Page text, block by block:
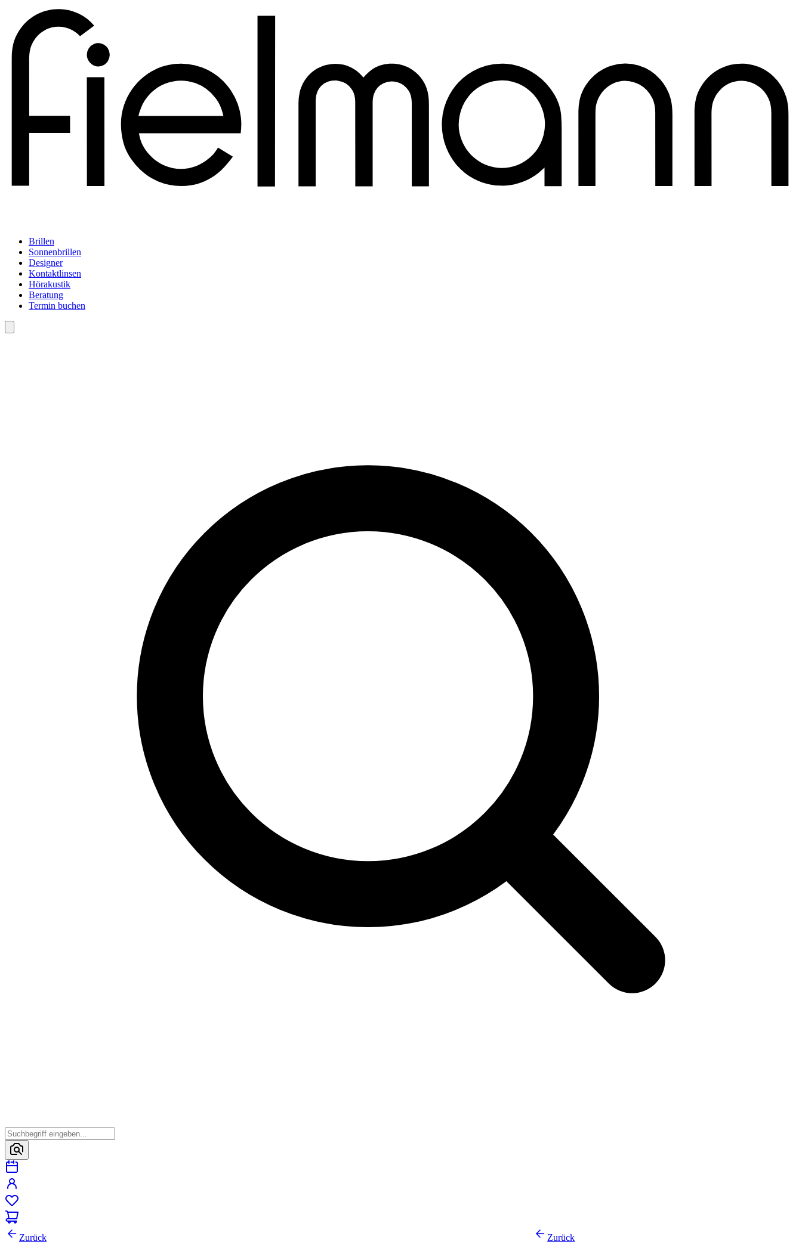
Brillen
Sonnenbrillen
Designer
Kontaktlinsen
Hörakustik
Beratung
Termin buchen
Zurück Zurück